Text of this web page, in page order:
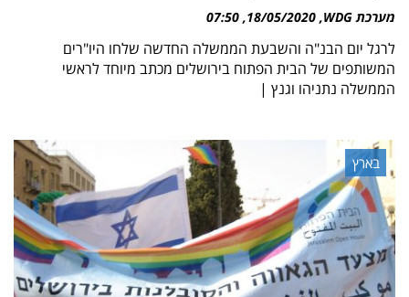
מערכת WDG 18/05/2020
07:50
לרגל יום הבנ"ה והשבעת הממשלה החדשה שלחו היו"רים
המשותפים של הבית הפתוח בירושלים מכתב מיוחד לראשי
הממשלה נתניהו וגנץ |
בארץ